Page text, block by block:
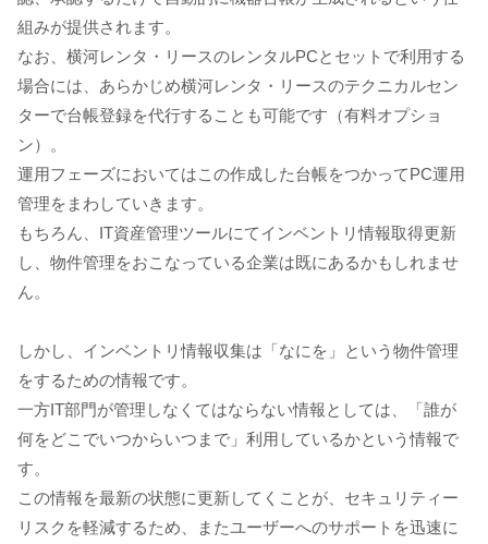
組みが提供されます。
なお、横河レンタ・リースのレンタルPCとセットで利用する
場合には、あらかじめ横河レンタ・リースのテクニカルセン
ターで台帳登録を代行することも可能です（有料オプショ
ン）。
運用フェーズにおいてはこの作成した台帳をつかってPC運用
管理をまわしていきます。
もちろん、IT資産管理ツールにてインベントリ情報取得更新
し、物件管理をおこなっている企業は既にあるかもしれませ
ん。
しかし、インベントリ情報収集は「なにを」という物件管理
をするための情報です。
一方IT部門が管理しなくてはならない情報としては、「誰が
何をどこでいつからいつまで」利用しているかという情報で
す。
この情報を最新の状態に更新してくことが、セキュリティー
リスクを軽減するため、またユーザーへのサポートを迅速に